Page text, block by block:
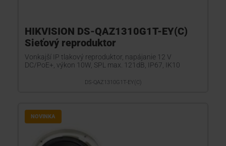
HIKVISION DS-QAZ1310G1T-EY(C)
Sieťový reproduktor
Vonkajší IP tlakový reproduktor, napájanie 12 V
DC/PoE+, výkon 10W, SPL max. 121dB, IP67, IK10
DS-QAZ1310G1T-EY(C)
NOVINKA